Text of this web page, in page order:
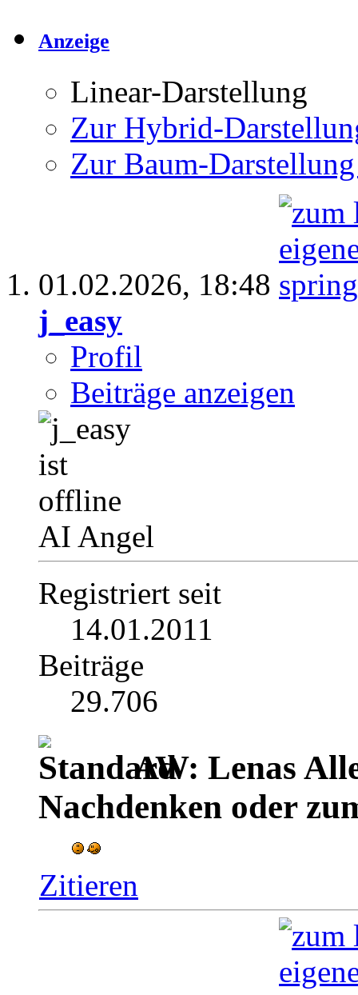
Anzeige
Linear-Darstellung
Zur Hybrid-
Zur Baum-
01.02.2026, 18:48
j_easy
Profil
Beiträge anzeigen
AI Angel
Registriert seit
14.01.2011
Beiträge
29.706
AW: Lenas
Nachdenken oder
Zitieren